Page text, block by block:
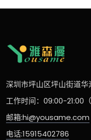
深圳市坪山区坪山街道
工作时间：09:00-21:00（
邮箱:hi@yousame.com
电话:15915402786